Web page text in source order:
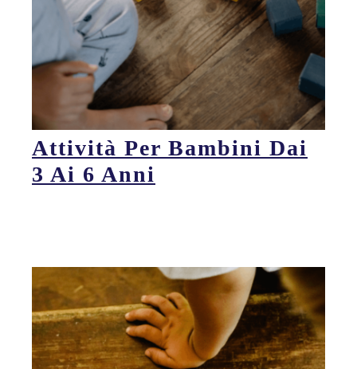
Attività Per Bambini Dai
3 Ai 6 Anni